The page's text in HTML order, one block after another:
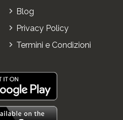
Blog
Privacy Policy
Termini e Condizioni